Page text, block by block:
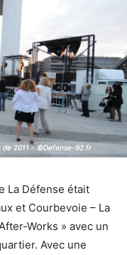
de 2011 - ©Defense-92.fr
de 2011 - ©Defense-92.fr
La Défense était
et Courbevoie – La
Works » avec un
Avec une